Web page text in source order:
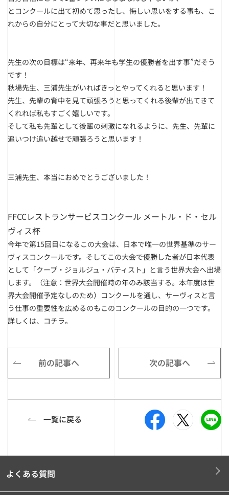
とコンクールに出て初めて思ったし、悔しい思いをする事も、こ
れからの自分にとって大切な事だと思いました。
先生の次の目標は“来年、再来年も学生の優勝者を出す事”だそう
です！
秋場先生、三浦先生がいればきっとやってくれると思います！
先生、先輩の背中を見て頑張ろうと思ってくれる後輩が出てきて
くれれば私もすごく嬉しいです。
そして私も先輩として後輩の刺激になれるように、先生、先輩に
追いつけ追い越せで頑張ろうと思います！
三浦先生、本当におめでとうございました！
FFCCレストランサービスコンクール メートル・ド・セル
ヴィス杯
今年で第15回目になるこの大会は、日本で唯一の世界基準のサー
ヴィスコンクールです。そしてこの大会で優勝した者が日本代表
として「クープ・ジョルジュ・バティスト」と言う世界大会へ出場
します。（注意：世界大会開催時の年のみ該当する。本年度は世
界大会開催予定なしのため）コンクールを通し、サーヴィスと言
う仕事の重要性を広めるのもこのコンクールの目的の一つです。
詳しくは、 コチラ。
前の記事へ 次の記事へ
一覧に戻る
よくある質問